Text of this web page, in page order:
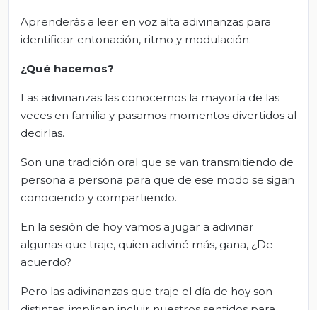
Aprenderás a leer en voz alta adivinanzas para
identificar entonación, ritmo y modulación.
¿Qué hacemos?
Las adivinanzas las conocemos la mayoría de las
veces en familia y pasamos momentos divertidos al
decirlas.
Son una tradición oral que se van transmitiendo de
persona a persona para que de ese modo se sigan
conociendo y compartiendo.
En la sesión de hoy vamos a jugar a adivinar
algunas que traje, quien adiviné más, gana, ¿De
acuerdo?
Pero las adivinanzas que traje el día de hoy son